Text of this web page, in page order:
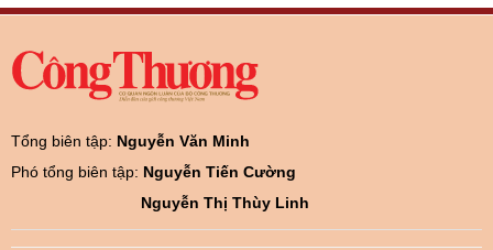
Tổng biên tập: Nguyễn Văn Minh
Phó tổng biên tập: Nguyễn Tiến Cường
Nguyễn Thị Thùy Linh